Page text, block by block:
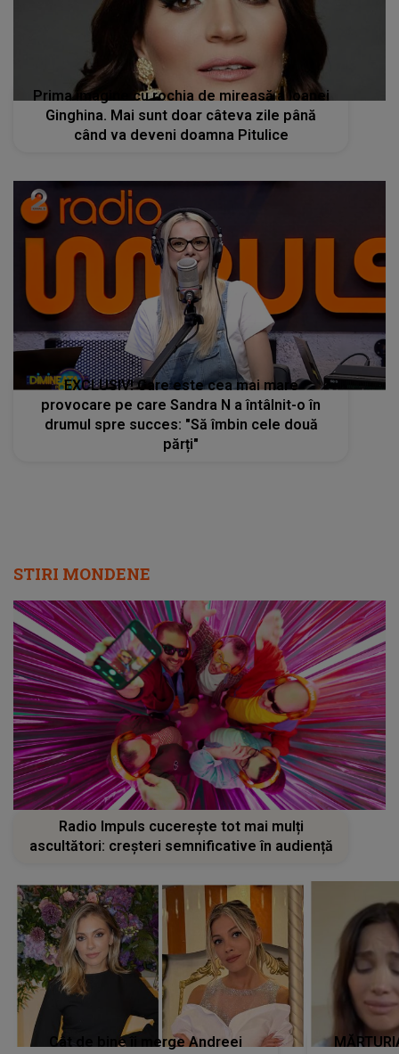
Prima imagine cu rochia de mireasă a Ioanei
Ginghina. Mai sunt doar câteva zile până
când va deveni doamna Pitulice
EXCLUSIV! Care este cea mai mare
provocare pe care Sandra N a întâlnit-o în
drumul spre succes: "Să îmbin cele două
părți"
STIRI MONDENE
Radio Impuls cucerește tot mai mulți
ascultători: creșteri semnificative în audiență
Cât de bine îi merge Andreei